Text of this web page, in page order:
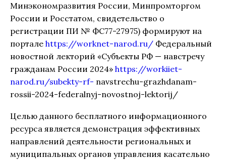
Минэкономразвития России, Минпромторгом
России и Росстатом, свидетельство о
регистрации ПИ № ФС77-27975) формируют на
портале https://worknet-narod.ru/ Федеральный
новостной лекторий «Субъекты РФ — навстречу
гражданам России 2024» https://workiiet-
narod.ru/subekty-rf- navstrechu-grazhdanam-
rossii-2024-federalnyj-novostnoj-lektorij/
Целью данного бесплатного информационного
ресурса является демонстрация эффективных
направлений деятельности региональных и
муниципальных органов управления касательно